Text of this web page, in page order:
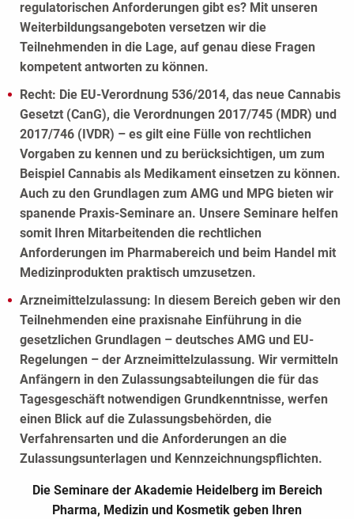
regulatorischen Anforderungen gibt es? Mit unseren
Weiterbildungsangeboten versetzen wir die
Teilnehmenden in die Lage, auf genau diese Fragen
kompetent antworten zu können.
Recht: Die EU-Verordnung 536/2014, das neue Cannabis
Gesetzt (CanG), die Verordnungen 2017/745 (MDR) und
2017/746 (IVDR) – es gilt eine Fülle von rechtlichen
Vorgaben zu kennen und zu berücksichtigen, um zum
Beispiel Cannabis als Medikament einsetzen zu können.
Auch zu den Grundlagen zum AMG und MPG bieten wir
spanende Praxis-Seminare an. Unsere Seminare helfen
somit Ihren Mitarbeitenden die rechtlichen
Anforderungen im Pharmabereich und beim Handel mit
Medizinprodukten praktisch umzusetzen.
Arzneimittelzulassung: In diesem Bereich geben wir den
Teilnehmenden eine praxisnahe Einführung in die
gesetzlichen Grundlagen – deutsches AMG und EU-
Regelungen – der Arzneimittelzulassung. Wir vermitteln
Anfängern in den Zulassungsabteilungen die für das
Tagesgeschäft notwendigen Grundkenntnisse, werfen
einen Blick auf die Zulassungsbehörden, die
Verfahrensarten und die Anforderungen an die
Zulassungsunterlagen und Kennzeichnungspflichten.
Die Seminare der Akademie Heidelberg im Bereich
Pharma, Medizin und Kosmetik geben Ihren